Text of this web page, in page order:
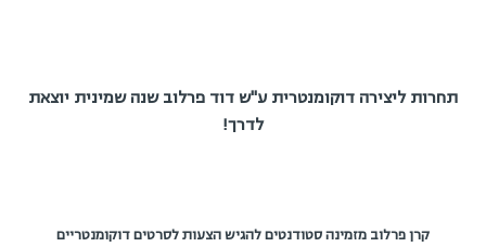
תחרות ליצירה דוקומנטרית ע"ש דוד פרלובשנה שמינית יוצאת
לדרך!
קרן פרלוב מזמינה סטודנטים להגיש הצעות לסרטים דוקומנטריים